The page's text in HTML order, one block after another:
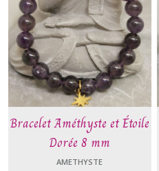
Bracelet Améthyste et Étoile
Dorée 8 mm
AMETHYSTE